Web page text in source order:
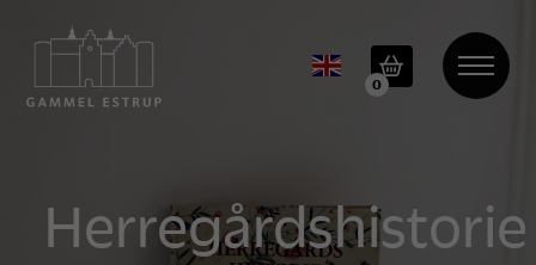
0
Herregårdshistorie